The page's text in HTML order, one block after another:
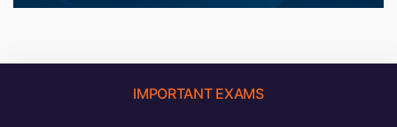
IMPORTANT EXAMS